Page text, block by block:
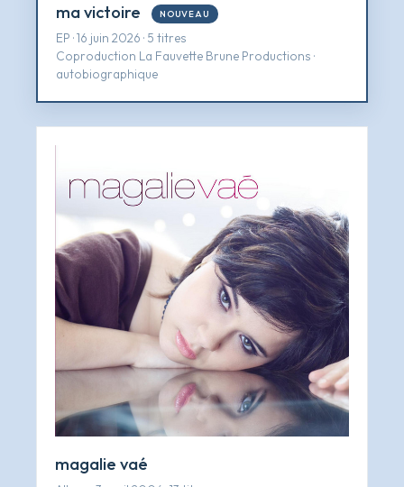
ma victoire NOUVEAU
EP · 16 juin 2026 · 5 titres
Coproduction La Fauvette Brune Productions ·
autobiographique
magalie vaé